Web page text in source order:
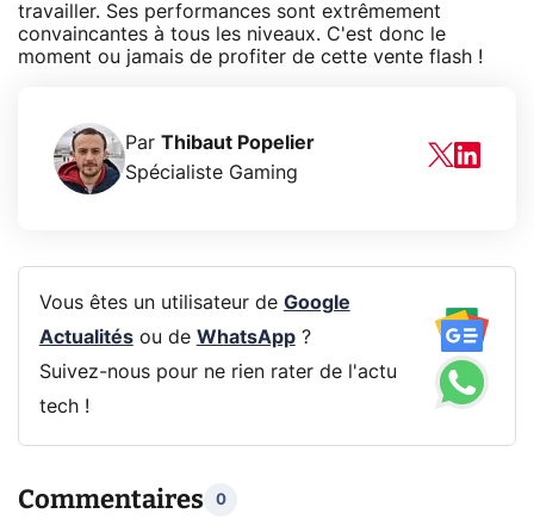
travailler. Ses performances sont extrêmement
convaincantes à tous les niveaux. C'est donc le
moment ou jamais de profiter de cette vente flash !
Par Thibaut Popelier
Spécialiste Gaming
Vous êtes un utilisateur de Google
Actualitésou de WhatsApp?
Suivez-nous pour ne rien rater de l'actu
tech !
Commentaires 0